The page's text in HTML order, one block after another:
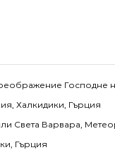
Господне
Халкидики, Гърция
Света Варвара,
Гърция